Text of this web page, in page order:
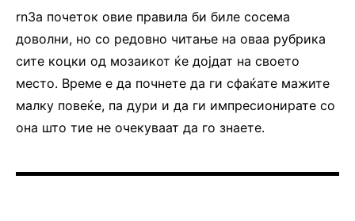
rnЗа почеток овие правила би биле сосема
доволни, но со редовно читање на оваа рубрика
сите коцки од мозаикот ќе дојдат на своето
место. Време е да почнете да ги сфаќате мажите
малку повеќе, па дури и да ги импресионирате со
она што тие не очекуваат да го знаете.